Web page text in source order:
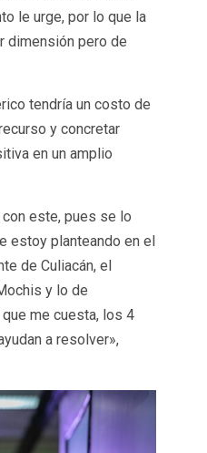
le urge, por lo que la
dimensión pero de
tendría un costo de
y concretar
en un amplio
este, pues se lo
estoy planteando en el
de Culiacán, el
y lo de
me cuesta, los 4
a resolver»,